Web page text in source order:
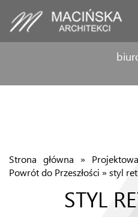
Strona główna »
Powrót do Przeszłości »styl
STYL